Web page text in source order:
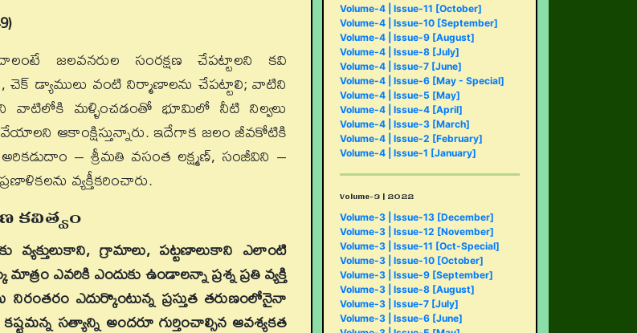
జలవనరుల సంరక్షణ చేపట్టాలని కవి
చెక్ డ్యాములు వంటి నిర్మాణాలను చేపట్టాలి; వాటిని
వాటిలోకి మళ్ళించడంతో భూమిలో నీటి నిల్వలు
ఆకాంక్షిస్తున్నారు. ఇదేగాక జలం జీవకోటికి
– శ్రీమతి వసంత లక్ష్మణ్, సంజీవిని –
వ్యక్తీకరించారు.
కవిత్వం
వ్యక్తులుకాని, గ్రామాలు, పట్టణాలుకాని ఎలాంటి
ఎవరికి ఎందుకు ఉండాలన్నా ప్రశ్న ప్రతి వ్యక్తి
ఎదుర్కొంటున్న ప్రస్తుత తరుణంలోనైనా
సత్యాన్ని అందరూ గుర్తించాల్సిన ఆవశ్యకత
Volume-4 | Issue-11 [October]
Volume-4 | Issue-10 [September]
Volume-4 | Issue-9 [August]
Volume-4 | Issue-8 [July]
Volume-4 | Issue-7 [June]
Volume-4 | Issue-6 [May - Special]
Volume-4 | Issue-5 [May]
Volume-4 | Issue-4 [April]
Volume-4 | Issue-3 [March]
Volume-4 | Issue-2 [February]
Volume-4 | Issue-1 [January]
Volume-3 | 2022
Volume-3 | Issue-13 [December]
Volume-3 | Issue-12 [November]
Volume-3 | Issue-11 [Oct-Special]
Volume-3 | Issue-10 [October]
Volume-3 | Issue-9 [September]
Volume-3 | Issue-8 [August]
Volume-3 | Issue-7 [July]
Volume-3 | Issue-6 [June]